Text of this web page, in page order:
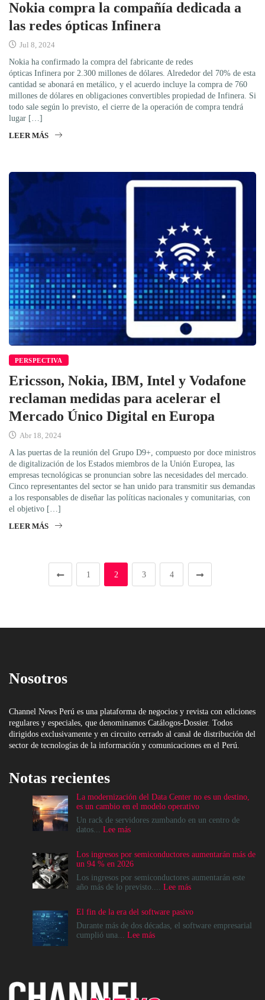
Nokia compra la compañía dedicada a
las redes ópticas Infinera
Jul 8, 2024
Nokia ha confirmado la compra del fabricante de redes
ópticas Infinera por 2.300 millones de dólares. Alrededor del 70% de esta
cantidad se abonará en metálico, y el acuerdo incluye la compra de 760
millones de dólares en obligaciones convertibles propiedad de Infinera. Si
todo sale según lo previsto, el cierre de la operación de compra tendrá
lugar […]
LEER MÁS
PERSPECTIVA
Ericsson, Nokia, IBM, Intel y Vodafone
reclaman medidas para acelerar el
Mercado Único Digital en Europa
Abr 18, 2024
A las puertas de la reunión del Grupo D9+, compuesto por doce ministros
de digitalización de los Estados miembros de la Unión Europea, las
empresas tecnológicas se pronuncian sobre las necesidades del mercado.
Cinco representantes del sector se han unido para transmitir sus demandas
a los responsables de diseñar las políticas nacionales y comunitarias, con
el objetivo […]
LEER MÁS
1 2 3 4
Nosotros
Channel News Perú es una plataforma de negocios y revista con ediciones
regulares y especiales, que denominamos Catálogos-Dossier. Todos
dirigidos exclusivamente y en circuito cerrado al canal de distribución del
sector de tecnologías de la información y comunicaciones en el Perú.
Notas recientes
La modernización del Data Center no es un destino,
es un cambio en el modelo operativo
Un rack de servidores zumbando en un centro de
datos... Lee más:
del
Data
Center
no
destino,
es
un
operativo
Los ingresos por semiconductores aumentarán más de
un 94 % en 2026
Los ingresos por semiconductores aumentarán este
año más de lo previsto.... Lee más:
por
semiconductores
El fin de la era del software pasivo
Durante más de dos décadas, el software empresarial
cumplió una... Lee más: